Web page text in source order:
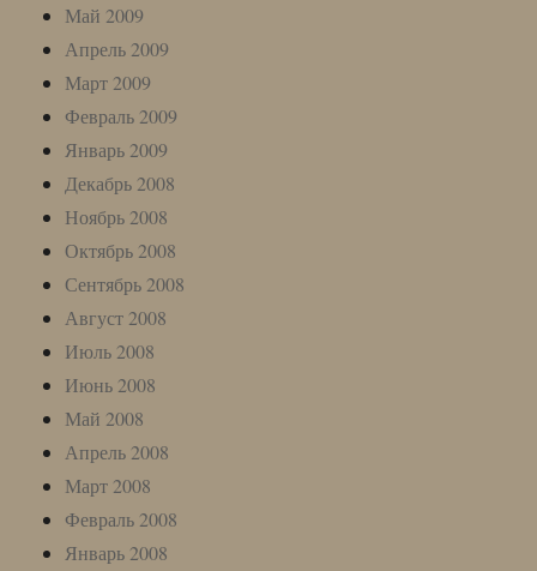
Май 2009
Апрель 2009
Март 2009
Февраль 2009
Январь 2009
Декабрь 2008
Ноябрь 2008
Октябрь 2008
Сентябрь 2008
Август 2008
Июль 2008
Июнь 2008
Май 2008
Апрель 2008
Март 2008
Февраль 2008
Январь 2008